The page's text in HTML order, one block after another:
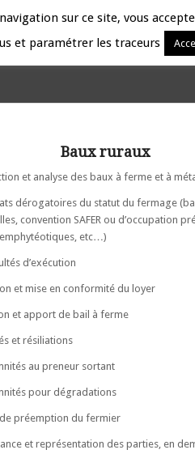
ACCUEIL LE CABINET LES
Baux ruraux
et analyse des baux à ferme et à
dérogatoires du statut du fermage
convention SAFER ou d’occupation
etc…)
d’exécution
et mise en conformité du loyer
et apport de bail à ferme
et résiliations
au preneur sortant
pour dégradations
préemption du fermier
et représentation des parties, en
sur ce site, vous
et paramétrer les traceurs